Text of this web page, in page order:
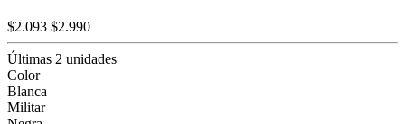
$2.093 $2.990
Últimas 2 unidades
Color
Blanca
Militar